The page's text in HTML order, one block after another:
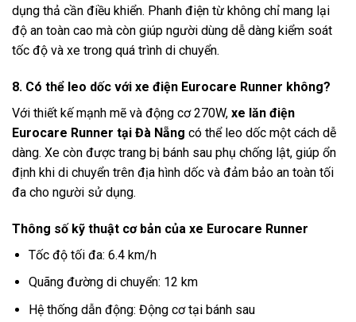
dụng thả cần điều khiển. Phanh điện từ không chỉ mang lại
độ an toàn cao mà còn giúp người dùng dễ dàng kiểm soát
tốc độ và xe trong quá trình di chuyển.
8. Có thể leo dốc với xe điện Eurocare Runner không?
Với thiết kế mạnh mẽ và động cơ 270W, xe lăn điện
Eurocare Runner tại Đà Nẵng có thể leo dốc một cách dễ
dàng. Xe còn được trang bị bánh sau phụ chống lật, giúp ổn
định khi di chuyển trên địa hình dốc và đảm bảo an toàn tối
đa cho người sử dụng.
Thông số kỹ thuật cơ bản của xe Eurocare Runner
Tốc độ tối đa: 6.4 km/h
Quãng đường di chuyển: 12 km
Hệ thống dẫn động: Động cơ tại bánh sau